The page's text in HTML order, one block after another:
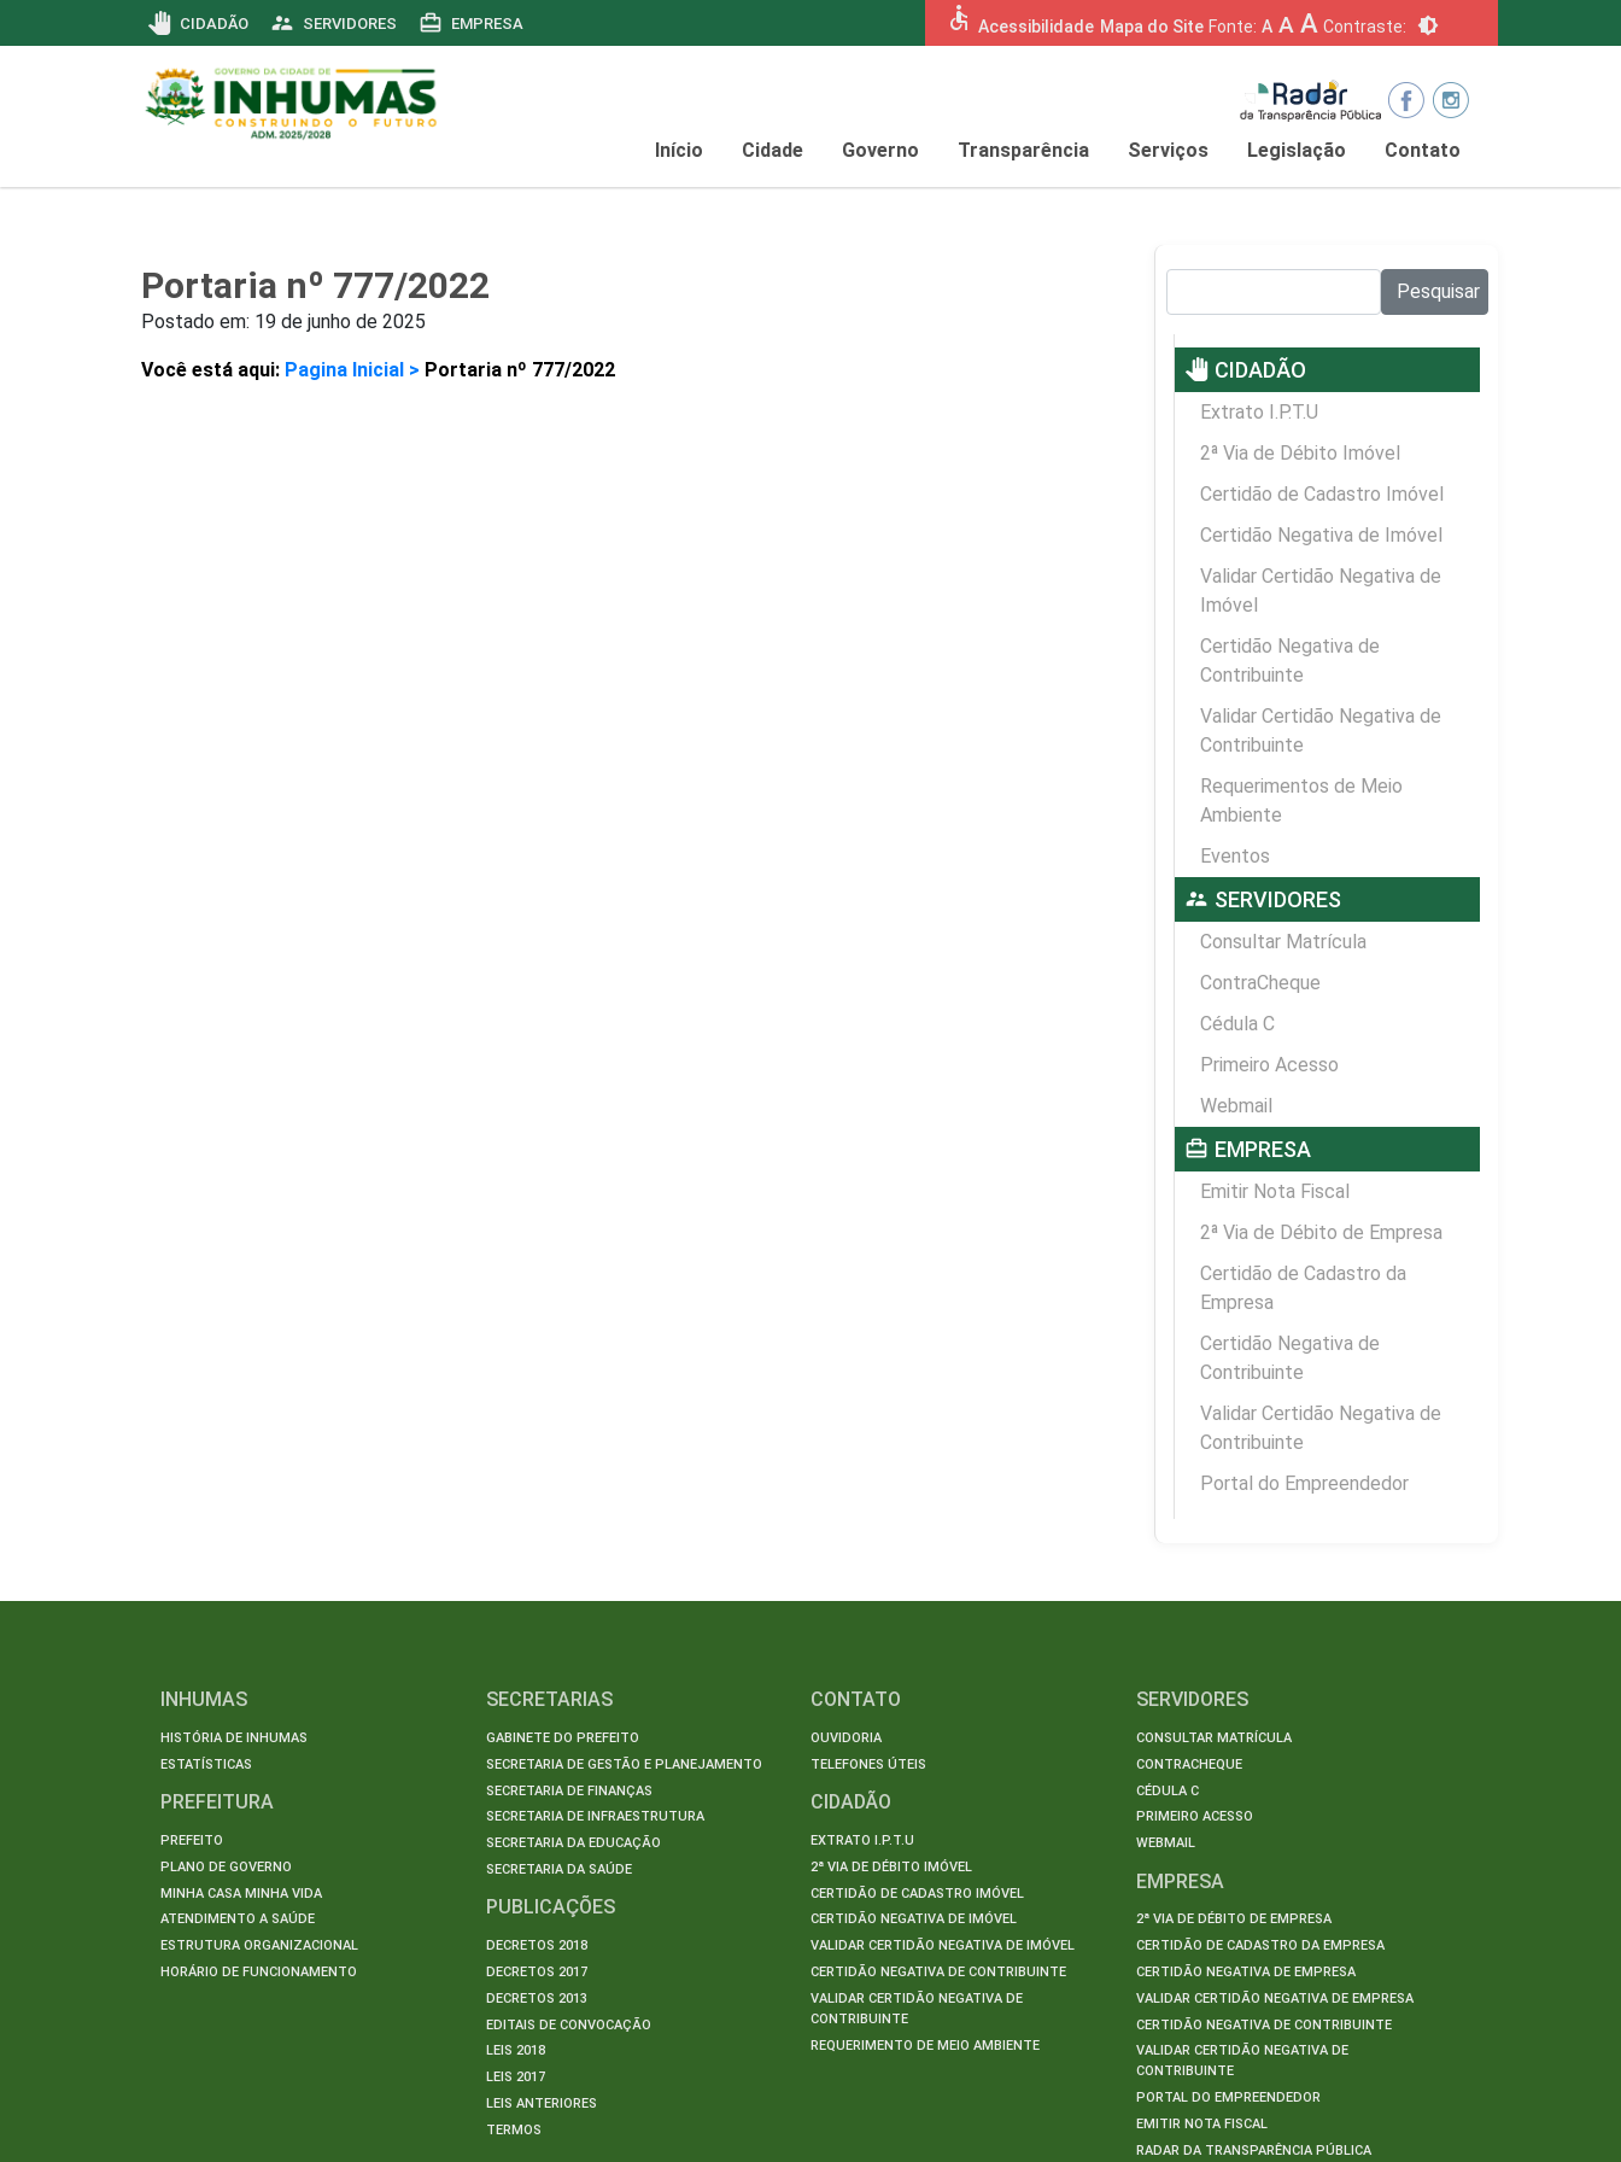
pan_tool CIDADÃO supervisor_account SERVIDORES card_travel EMPRESA accessible Acessibilidade Mapa do Site Fonte: A A A Contraste: brightness_6
Início Cidade Governo Transparência Serviços Legislação Contato
Portaria nº 777/2022
Postado em: 19 de junho de 2025
Você está aqui: Pagina Inicial > Portaria nº 777/2022
Pesquisar
pan_tool CIDADÃO
Extrato I.P.T.U
2ª Via de Débito Imóvel
Certidão de Cadastro Imóvel
Certidão Negativa de Imóvel
Validar Certidão Negativa de
Imóvel
Certidão Negativa de
Contribuinte
Validar Certidão Negativa de
Contribuinte
Requerimentos de Meio
Ambiente
Eventos
supervisor_account SERVIDORES
Consultar Matrícula
ContraCheque
Cédula C
Primeiro Acesso
Webmail
card_travel EMPRESA
Emitir Nota Fiscal
2ª Via de Débito de Empresa
Certidão de Cadastro da
Empresa
Certidão Negativa de
Contribuinte
Validar Certidão Negativa de
Contribuinte
Portal do Empreendedor
INHUMAS
HISTÓRIA DE INHUMAS
ESTATÍSTICAS
PREFEITURA
PREFEITO
PLANO DE GOVERNO
MINHA CASA MINHA VIDA
ATENDIMENTO A SAÚDE
ESTRUTURA ORGANIZACIONAL
HORÁRIO DE FUNCIONAMENTO
SECRETARIAS
GABINETE DO PREFEITO
SECRETARIA DE GESTÃO E PLANEJAMENTO
SECRETARIA DE FINANÇAS
SECRETARIA DE INFRAESTRUTURA
SECRETARIA DA EDUCAÇÃO
SECRETARIA DA SAÚDE
PUBLICAÇÕES
DECRETOS 2018
DECRETOS 2017
DECRETOS 2013
EDITAIS DE CONVOCAÇÃO
LEIS 2018
LEIS 2017
LEIS ANTERIORES
TERMOS
CONTATO
OUVIDORIA
TELEFONES ÚTEIS
CIDADÃO
EXTRATO I.P.T.U
2ª VIA DE DÉBITO IMÓVEL
CERTIDÃO DE CADASTRO IMÓVEL
CERTIDÃO NEGATIVA DE IMÓVEL
VALIDAR CERTIDÃO NEGATIVA DE IMÓVEL
CERTIDÃO NEGATIVA DE CONTRIBUINTE
VALIDAR CERTIDÃO NEGATIVA DE
CONTRIBUINTE
REQUERIMENTO DE MEIO AMBIENTE
SERVIDORES
CONSULTAR MATRÍCULA
CONTRACHEQUE
CÉDULA C
PRIMEIRO ACESSO
WEBMAIL
EMPRESA
2ª VIA DE DÉBITO DE EMPRESA
CERTIDÃO DE CADASTRO DA EMPRESA
CERTIDÃO NEGATIVA DE EMPRESA
VALIDAR CERTIDÃO NEGATIVA DE EMPRESA
CERTIDÃO NEGATIVA DE CONTRIBUINTE
VALIDAR CERTIDÃO NEGATIVA DE
CONTRIBUINTE
PORTAL DO EMPREENDEDOR
EMITIR NOTA FISCAL
RADAR DA TRANSPARÊNCIA PÚBLICA